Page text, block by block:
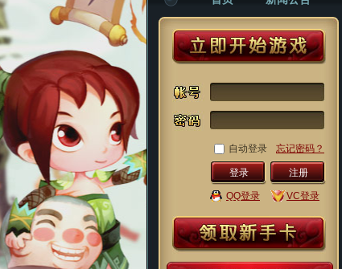
自动登录 忘记密码？
注册
QQ登录 VC登录